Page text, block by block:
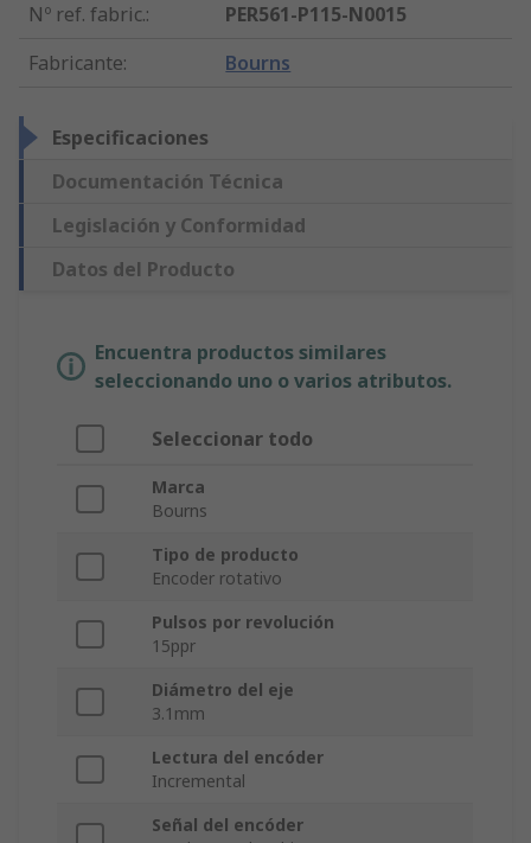
Nº ref. fabric.:
PER561-P115-N0015
Fabricante: Bourns
Especificaciones
Documentación Técnica
Legislación y Conformidad
Datos del Producto
Encuentra productos similares
seleccionando uno o varios atributos.
Seleccionar todo
Marca
Bourns
Tipo de producto
Encoder rotativo
Pulsos por revolución
15ppr
Diámetro del eje
3.1mm
Lectura del encóder
Incremental
Señal del encóder